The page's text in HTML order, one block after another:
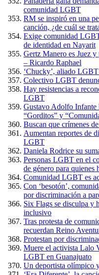
comunidad LGBT
RM se inspiró en una
canción, ¿de cuál se
Exige comunidad
de identidad en Nayarit
Gertz Manero es Juez
– Ricardo Raphael
‘Chucky’, aliado
Colectivo LGBT
Hay resistencias a
LGBT
Gustavo Adolfo Infante
“Gorditos” y
Buscan que crímenes
Aumentan reportes de
LGBT
Daniela Rodrice su
Personas LGBT en el
de género para quienes
Comunidad LGBT es
Con ‘besotón’,
por discriminación a
Six Flags se disculpa y
inclusivo
Tras protesta de
recuerdan Reino
Protestan por
Muere el activista Lalo
LGBT en Guanajuato
Un deportista olímpico